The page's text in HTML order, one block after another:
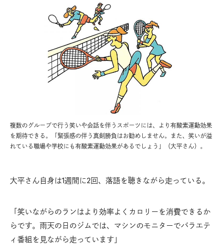
複数のグループで行う笑いや会話を伴うスポーツには、より有酸素運動効果
を期待できる。「緊張感の伴う真剣勝負はお勧めしません。また、笑いが溢
れている職場や学校にも有酸素運動効果があるでしょう」（大平さん）。
大平さん自身は1週間に2回、落語を聴きながら走っている。
「笑いながらのランはより効率よくカロリーを消費できるか
らです。雨天の日のジムでは、マシンのモニターでバラエテ
ィ番組を見ながら走っています」